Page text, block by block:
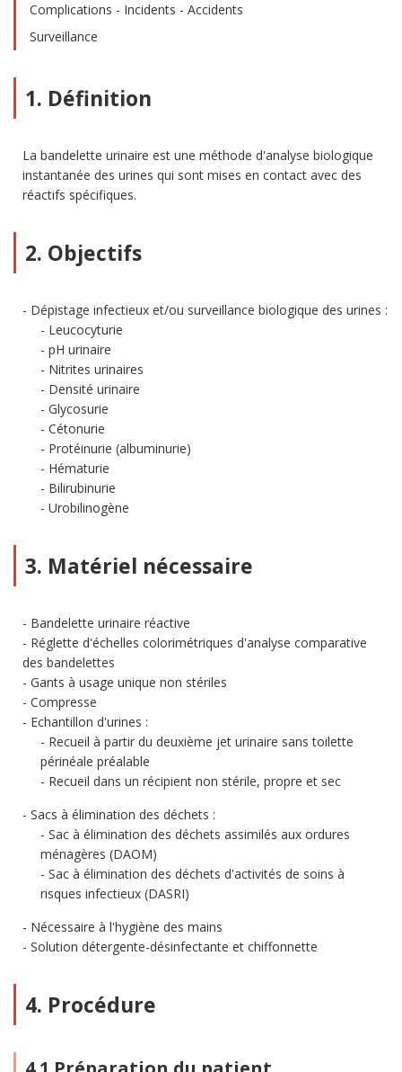
Complications - Incidents - Accidents
Surveillance
1. Définition
La bandelette urinaire est une méthode d'analyse biologique
instantanée des urines qui sont mises en contact avec des
réactifs spécifiques.
2. Objectifs
Dépistage infectieux et/ou surveillance biologique des urines :
Leucocyturie
pH urinaire
Nitrites urinaires
Densité urinaire
Glycosurie
Cétonurie
Protéinurie (albuminurie)
Hématurie
Bilirubinurie
Urobilinogène
3. Matériel nécessaire
Bandelette urinaire réactive
Réglette d'échelles colorimétriques d'analyse comparative
des bandelettes
Gants à usage unique non stériles
Compresse
Echantillon d'urines :
Recueil à partir du deuxième jet urinaire sans toilette
périnéale préalable
Recueil dans un récipient non stérile, propre et sec
Sacs à élimination des déchets :
Sac à élimination des déchets assimilés aux ordures
ménagères (DAOM)
Sac à élimination des déchets d'activités de soins à
risques infectieux (DASRI)
Nécessaire à l'hygiène des mains
Solution détergente-désinfectante et chiffonnette
4. Procédure